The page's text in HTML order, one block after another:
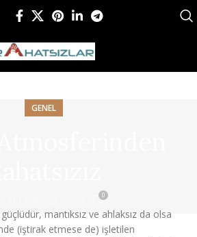
GENEL
0
mantıksız ve ahlaksız da olsa
(iştirak etmese de) işletilen